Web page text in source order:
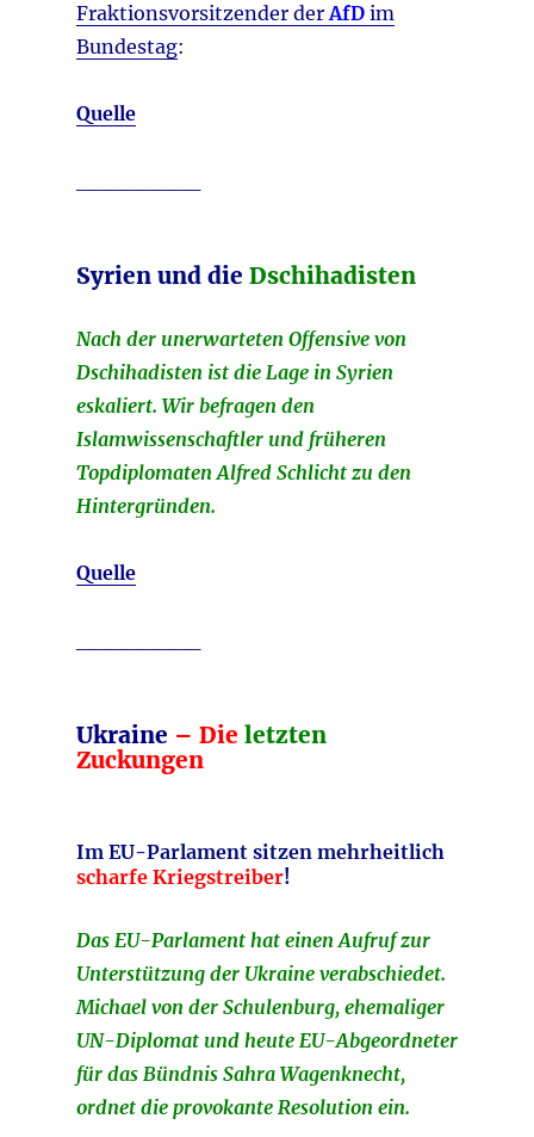
Fraktionsvorsitzender derAfDim
Bundestag:
Quelle
Syrien und die Dschihadisten
Nach der unerwarteten Offensive von
Dschihadisten ist die Lage in Syrien
eskaliert. Wir befragen den
Islamwissenschaftler und früheren
Topdiplomaten Alfred Schlicht zu den
Hintergründen.
Quelle
Ukraine – Die letzten
Zuckungen
Im EU-Parlament sitzen mehrheitlich
scharfe Kriegstreiber!
Das EU-Parlament hat einen Aufruf zur
Unterstützung der Ukraine verabschiedet.
Michael von der Schulenburg, ehemaliger
UN-Diplomat und heute EU-Abgeordneter
für das Bündnis Sahra Wagenknecht,
ordnet die provokante Resolution ein.